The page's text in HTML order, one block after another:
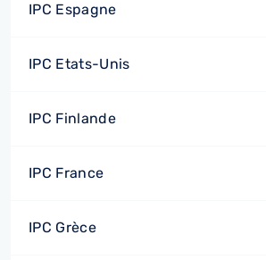
IPC Espagne
IPC Etats-Unis
IPC Finlande
IPC France
IPC Grèce